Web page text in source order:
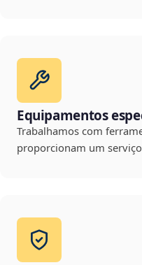
Equipamentos
Trabalhamos com
proporcionam um